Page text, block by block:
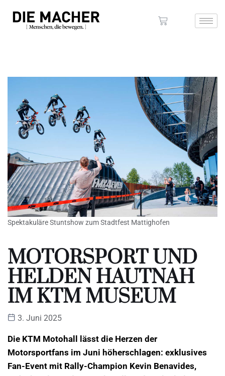
Spektakuläre Stuntshow zum Stadtfest Mattighofen
MOTORSPORT UND
HELDEN HAUTNAH
IM KTM MUSEUM
3. Juni 2025
Die KTM Motohall lässt die Herzen der
Motorsportfans im Juni höherschlagen: exklusives
Fan-Event mit Rally-Champion Kevin Benavides,